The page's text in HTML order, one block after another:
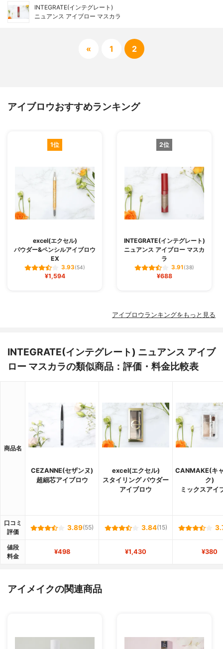
INTEGRATE(インテグレート)
ニュアンス アイブロー マスカラ
« 1 2
アイブロウおすすめランキング
1位
excel(エクセル)
パウダー&ペンシルアイブロウ
EX
3.93(54)
¥1,594
2位
INTEGRATE(インテグレート)
ニュアンス アイブロー マスカ
ラ
3.91(38)
¥688
アイブロウランキングをもっと見る
INTEGRATE(インテグレート) ニュアンス アイブ
ロー マスカラの類似商品：評価・料金比較表
商品名
CEZANNE(セザンヌ)
超細芯アイブロウ
excel(エクセル)
スタイリング パウダー
アイブロウ
CANMAKE(キ
ク)
ミックスアイ
口コミ
評価
3.89(55) 3.84(15)
値段
料金
¥498 ¥1,430 ¥380
アイメイクの関連商品